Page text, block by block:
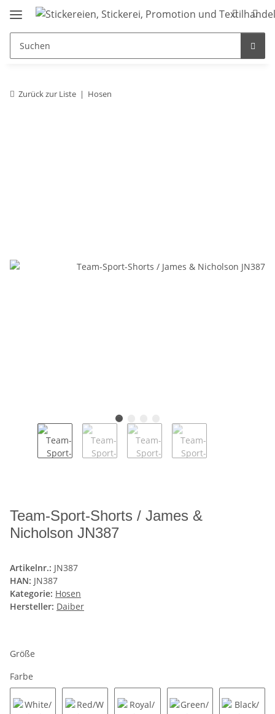
Zurück zur Liste Hosen
Team-Sport-Shorts / James &
Nicholson JN387
Artikelnr.: JN387
HAN: JN387
Kategorie: Hosen
Hersteller: Daiber
Größe
Farbe